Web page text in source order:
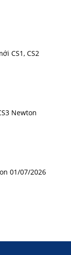
CS1, CS2
Newton
01/07/2026